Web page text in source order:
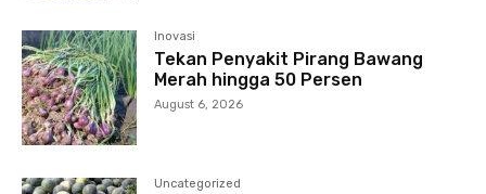
Inovasi
Tekan Penyakit Pirang Bawang
Merah hingga 50 Persen
August 6, 2026
Uncategorized